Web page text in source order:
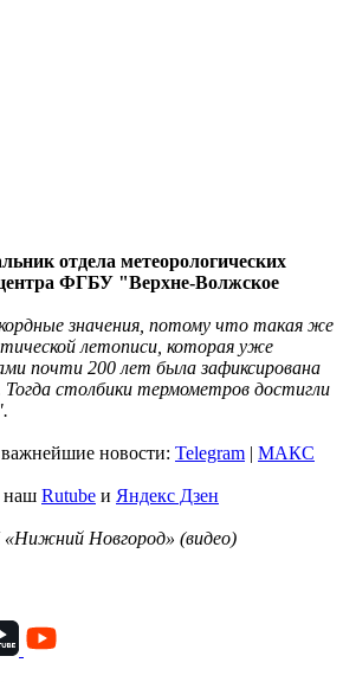
отдела метеорологических
ФГБУ "Верхне-Волжское
значения, потому что такая же
летописи, которая уже
почти 200 лет была зафиксирована
Тогда столбики термометров достигли
новости: Telegram | MAКС
наш Rutube и Яндекс Дзен
«Нижний Новгород» (видео)